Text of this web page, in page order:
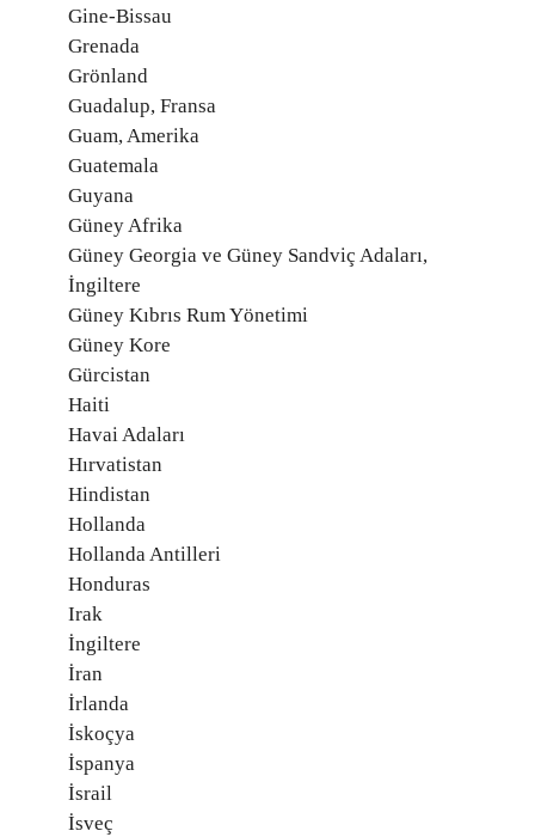
Gine-Bissau
Grenada
Grönland
Guadalup, Fransa
Guam, Amerika
Guatemala
Guyana
Güney Afrika
Güney Georgia ve Güney Sandviç Adaları,
İngiltere
Güney Kıbrıs Rum Yönetimi
Güney Kore
Gürcistan
Haiti
Havai Adaları
Hırvatistan
Hindistan
Hollanda
Hollanda Antilleri
Honduras
Irak
İngiltere
İran
İrlanda
İskoçya
İspanya
İsrail
İsveç